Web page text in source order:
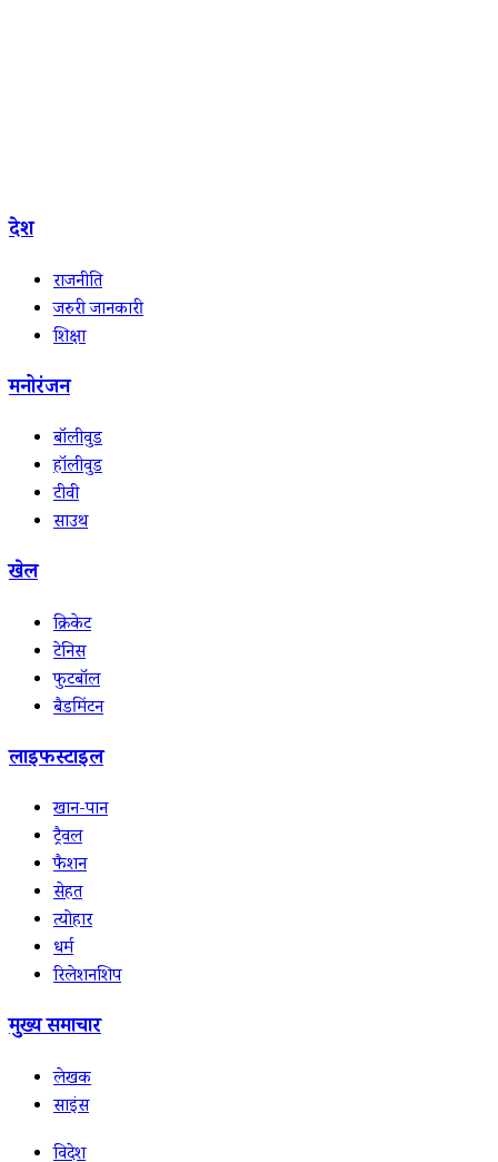
देश
राजनीति
जरुरी जानकारी
शिक्षा
मनोरंजन
बॉलीवुड
हॉलीवुड
टीवी
साउथ
खेल
क्रिकेट
टेनिस
फुटबॉल
बैडमिंटन
लाइफस्टाइल
खान-पान
ट्रैवल
फैशन
सेहत
त्योहार
धर्म
रिलेशनशिप
मुख्य समाचार
लेखक
साइंस
विदेश